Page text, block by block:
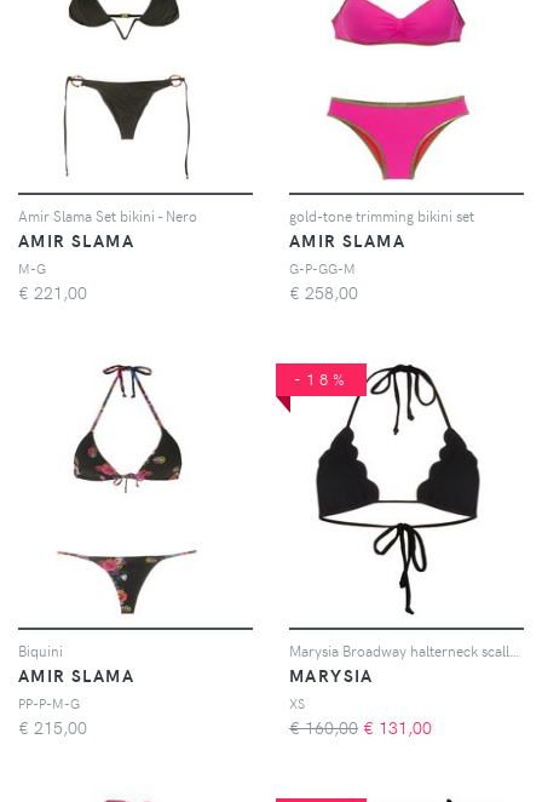
Amir Slama Set bikini - Nero
AMIR SLAMA
M-G
€ 221,00
gold-tone trimming bikini set
AMIR SLAMA
G-P-GG-M
€ 258,00
Biquini
AMIR SLAMA
PP-P-M-G
€ 215,00
-18%
MARYSIA
XS
€ 160,00 € 131,00